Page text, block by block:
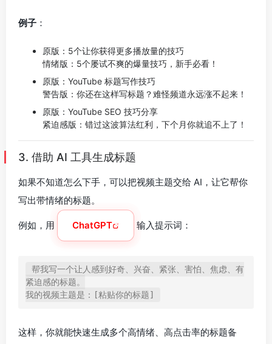
例子 ：
原版：5个让你获得更多播放量的技巧
情绪版：5个屡试不爽的爆量技巧，新手必看！
原版：YouTube 标题写作技巧
警告版：你还在这样写标题？难怪频道永远涨不起来！
原版：YouTube SEO 技巧分享
紧迫感版：错过这波算法红利，下个月你就追不上了！
3. 借助 AI 工具生成标题
如果不知道怎么下手，可以把视频主题交给 AI，让它帮你
写出带情绪的标题。
例如，用 ChatGPT 输入提示词：
帮我写一个让人感到好奇、兴奋、紧张、害怕、焦虑、有
紧迫感的标题。
这样，你就能快速生成多个高情绪、高点击率的标题备